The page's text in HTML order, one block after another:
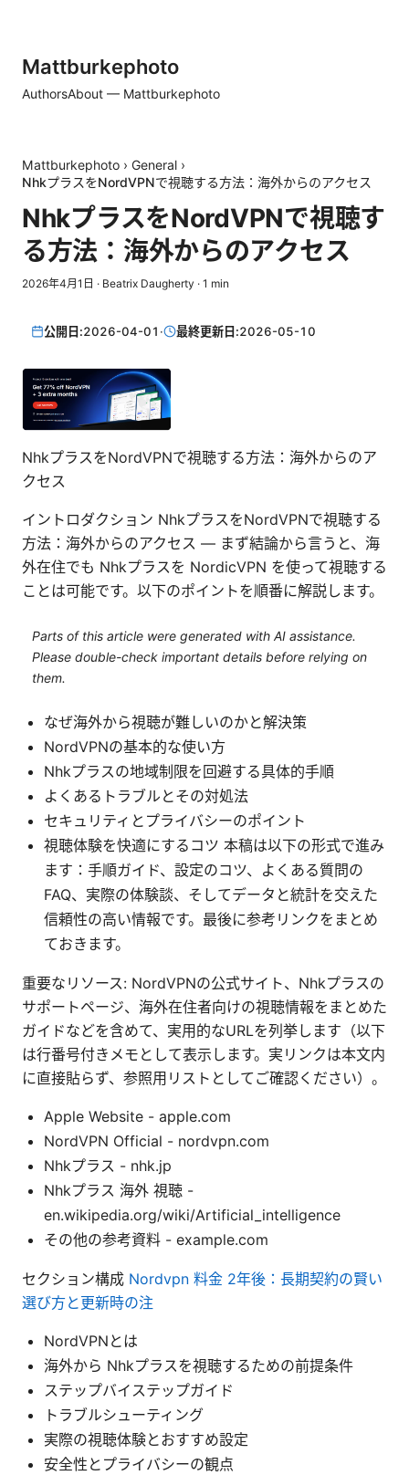
Mattburkephoto
AuthorsAbout — Mattburkephoto
Mattburkephoto › General ›
NhkプラスをNordVPNで視聴する方法：海外からのアクセス
NhkプラスをNordVPNで視聴す
る方法：海外からのアクセス
2026年4月1日 · Beatrix Daugherty · 1 min
公開日:2026-04-01 · 最終更新日:2026-05-10
NhkプラスをNordVPNで視聴する方法：海外からのア
クセス
イントロダクション NhkプラスをNordVPNで視聴する
方法：海外からのアクセス — まず結論から言うと、海
外在住でも Nhkプラスを NordicVPN を使って視聴する
ことは可能です。以下のポイントを順番に解説します。
Parts of this article were generated with AI assistance.
Please double-check important details before relying on
them.
なぜ海外から視聴が難しいのかと解決策
NordVPNの基本的な使い方
Nhkプラスの地域制限を回避する具体的手順
よくあるトラブルとその対処法
セキュリティとプライバシーのポイント
視聴体験を快適にするコツ 本稿は以下の形式で進み
ます：手順ガイド、設定のコツ、よくある質問の
FAQ、実際の体験談、そしてデータと統計を交えた
信頼性の高い情報です。最後に参考リンクをまとめ
ておきます。
重要なリソース: NordVPNの公式サイト、Nhkプラスの
サポートページ、海外在住者向けの視聴情報をまとめた
ガイドなどを含めて、実用的なURLを列挙します（以下
は行番号付きメモとして表示します。実リンクは本文内
に直接貼らず、参照用リストとしてご確認ください）。
Apple Website - apple.com
NordVPN Official - nordvpn.com
Nhkプラス - nhk.jp
Nhkプラス 海外 視聴 -
en.wikipedia.org/wiki/Artificial_intelligence
その他の参考資料 - example.com
セクション構成 Nordvpn 料金 2年後：長期契約の賢い
選び方と更新時の注
NordVPNとは
海外から Nhkプラスを視聴するための前提条件
ステップバイステップガイド
トラブルシューティング
実際の視聴体験とおすすめ設定
安全性とプライバシーの観点